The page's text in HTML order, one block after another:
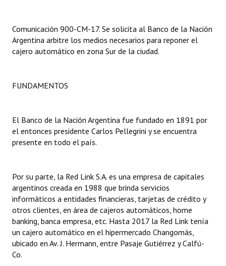
Dictámenes Asesoría Letrada
Actas de Sesión
NORMATIVA
Declaraciones
Resoluciones
Resoluciones de Presidencia
INSTITUCIONAL
Comunicación 900-CM-17. Se solicita al Banco de la Nación
Argentina arbitre los medios necesarios para reponer el
cajero automático en zona Sur de la ciudad.
FUNDAMENTOS
El Banco de la Nación Argentina fue fundado en 1891 por
el entonces presidente Carlos Pellegrini y se encuentra
presente en todo el país.
Por su parte, la Red Link S.A. es una empresa de capitales
argentinos creada en 1988 que brinda servicios
informáticos a entidades financieras, tarjetas de crédito y
otros clientes, en área de cajeros automáticos, home
banking, banca empresa, etc. Hasta 2017 la Red Link tenía
un cajero automático en el hipermercado Changomás,
ubicado en Av. J. Hermann, entre Pasaje Gutiérrez y Calfú-
Co.